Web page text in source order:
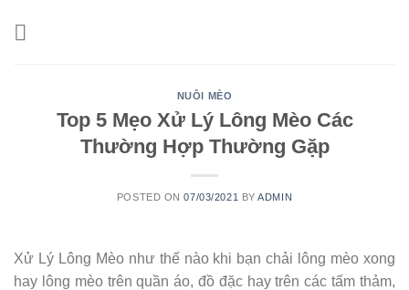
NUÔI MÈO
Top 5 Mẹo Xử Lý Lông Mèo Các
Thường Hợp Thường Gặp
POSTED ON07/03/2021 BYADMIN
Xử Lý Lông Mèo như thế nào khi bạn chải lông mèo xong
hay lông mèo trên quần áo, đồ đặc hay trên các tấm thảm,